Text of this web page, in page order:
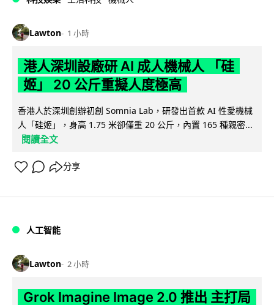
Lawton 1 小時
港人深圳設廠研 AI 成人機械人 「硅
姬」 20 公斤重擬人度極高
香港人於深圳創辦初創 Somnia Lab，研發出首款 AI 性愛機械
人「硅姬」，身高 1.75 米卻僅重 20 公斤，內置 165 種親密...
閱讀全文
分享
人工智能
Lawton 2 小時
Grok Imagine Image 2.0 推出 主打局